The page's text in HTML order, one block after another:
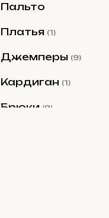
Пальто
Платья (1)
Джемперы (9)
Кардиган (1)
Брюки (9)